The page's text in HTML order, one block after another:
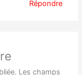
Répondre
Les champs